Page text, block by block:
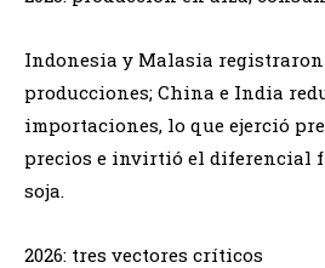
Indonesia y Malasia registraron
producciones; China e India
importaciones, lo que ejerció
precios e invirtió el diferencial
soja.
2026: tres vectores críticos